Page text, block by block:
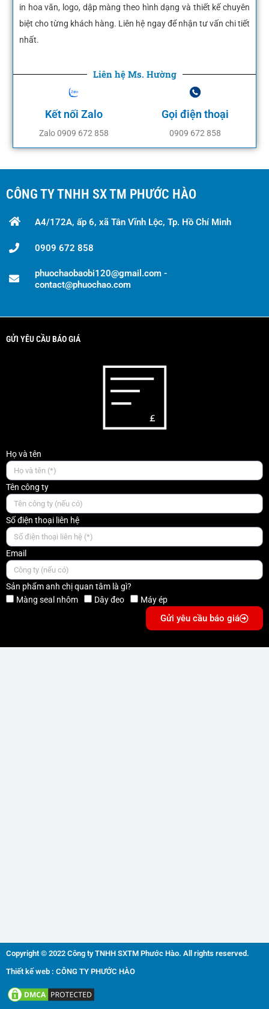
in hoa văn, logo, dập màng theo hình dạng và thiết kế chuyên
biệt cho từng khách hàng. Liên hệ ngay để nhận tư vấn chi tiết
nhất.
Liên hệ Ms. Hường
Kết nối Zalo
Zalo 0909 672 858
Gọi điện thoại
0909 672 858
CÔNG TY TNHH SX TM PHƯỚC HÀO
A4/172A, ấp 6, xã Tân Vĩnh Lộc, Tp. Hồ Chí Minh
0909 672 858
phuochaobaobi120@gmail.com -
contact@phuochao.com
GỬI YÊU CẦU BÁO GIÁ
Họ và tên
Tên công ty
Số điện thoại liên hệ
Email
Sản phẩm anh chị quan tâm là gì?
Màng seal nhôm
Dây đeo Máy ép
Gửi yêu cầu báo giá
Copyright © 2022 Công ty TNHH SXTM Phước Hào. All rights reserved.
Thiết kế web : CÔNG TY PHƯỚC HÀO